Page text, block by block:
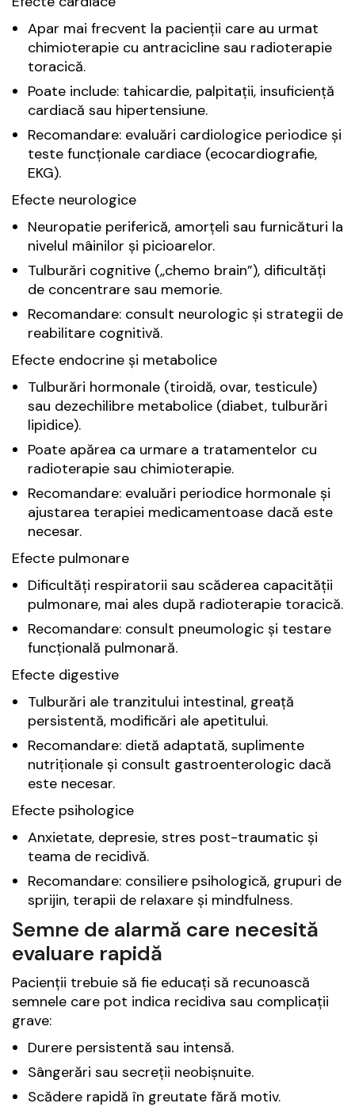
Apar mai frecvent la pacienții care au urmat
chimioterapie cu antracicline sau radioterapie
toracică.
Poate include: tahicardie, palpitații, insuficiență
cardiacă sau hipertensiune.
Recomandare: evaluări cardiologice periodice și
teste funcționale cardiace (ecocardiografie,
EKG).
Efecte neurologice
Neuropatie periferică, amorțeli sau furnicături la
nivelul mâinilor și picioarelor.
Tulburări cognitive („chemo brain”), dificultăți
de concentrare sau memorie.
Recomandare: consult neurologic și strategii de
reabilitare cognitivă.
Efecte endocrine și metabolice
Tulburări hormonale (tiroidă, ovar, testicule)
sau dezechilibre metabolice (diabet, tulburări
lipidice).
Poate apărea ca urmare a tratamentelor cu
radioterapie sau chimioterapie.
Recomandare: evaluări periodice hormonale și
ajustarea terapiei medicamentoase dacă este
necesar.
Efecte pulmonare
Dificultăți respiratorii sau scăderea capacității
pulmonare, mai ales după radioterapie toracică.
Recomandare: consult pneumologic și testare
funcțională pulmonară.
Efecte digestive
Tulburări ale tranzitului intestinal, greață
persistentă, modificări ale apetitului.
Recomandare: dietă adaptată, suplimente
nutriționale și consult gastroenterologic dacă
este necesar.
Efecte psihologice
Anxietate, depresie, stres post-traumatic și
teama de recidivă.
Recomandare: consiliere psihologică, grupuri de
sprijin, terapii de relaxare și mindfulness.
Semne de alarmă care necesită
evaluare rapidă
Pacienții trebuie să fie educați să recunoască
semnele care pot indica recidiva sau complicații
grave:
Durere persistentă sau intensă.
Sângerări sau secreții neobișnuite.
Scădere rapidă în greutate fără motiv.